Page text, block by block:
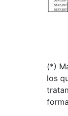
(*)
los